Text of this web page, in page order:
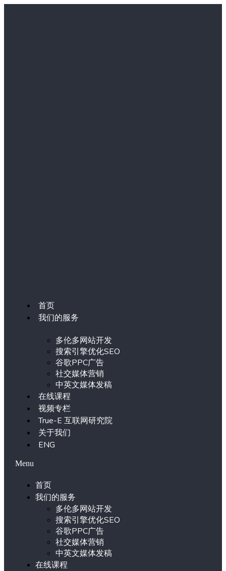
首页
我们的服务
多伦多网站开发
搜索引擎优化SEO
谷歌PPC广告
社交媒体营销
中英文媒体发稿
在线课程
视频专栏
True-E 互联网研究院
关于我们
ENG
Menu
首页
我们的服务
多伦多网站开发
搜索引擎优化SEO
谷歌PPC广告
社交媒体营销
中英文媒体发稿
在线课程